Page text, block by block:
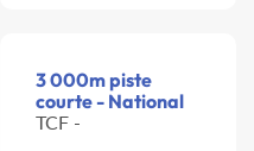
3 000m piste
courte - National
TCF -